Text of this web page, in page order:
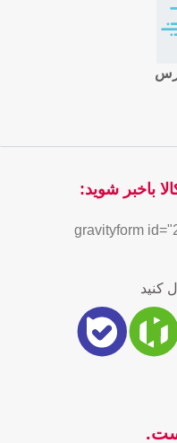
باخبر شوید:
[gravityform
کنید